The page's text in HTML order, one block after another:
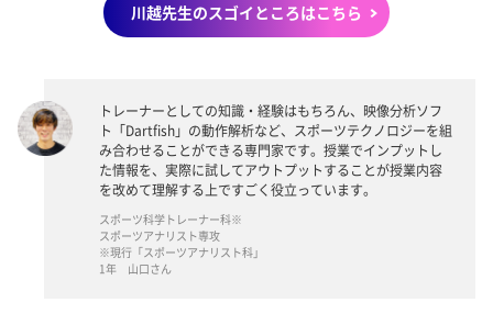
川越先生のスゴイところはこちら
トレーナーとしての知識・経験はもちろん、映像分析ソフ
ト「Dartfish」の動作解析など、スポーツテクノロジーを組
み合わせることができる専門家です。授業でインプットし
た情報を、実際に試してアウトプットすることが授業内容
を改めて理解する上ですごく役立っています。
スポーツ科学トレーナー科※
スポーツアナリスト専攻
※現行「スポーツアナリスト科」
1年 山口さん